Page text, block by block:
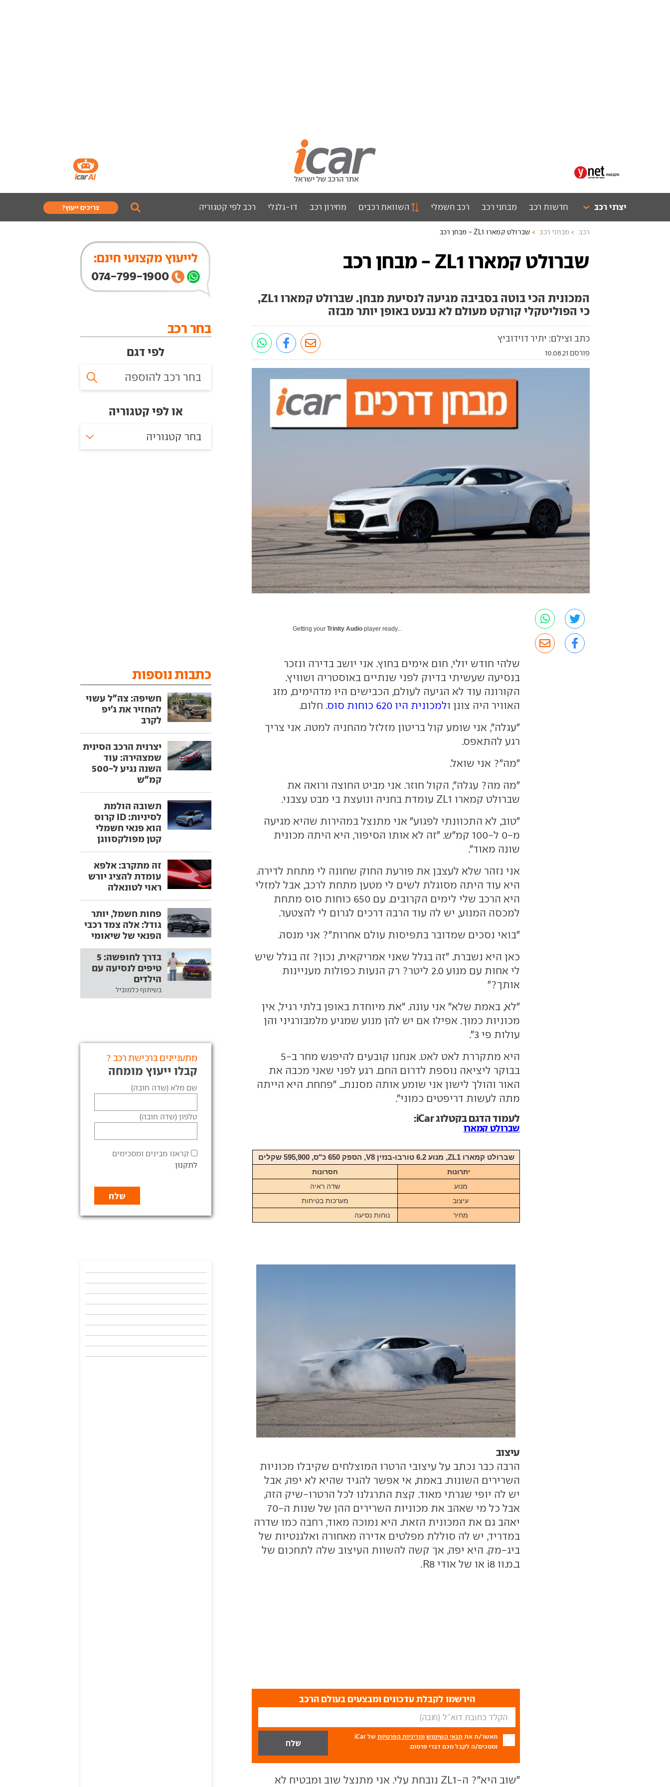
יצרני רכב חדשות רכב מבחני רכב רכב חשמלי השוואת רכבים מחירון רכב דו-גלגלי רכב לפי קטגוריה צריכים ייעוץ?
רכב מבחני רכב שברולט קמארו ZL1 - מבחן רכב
שברולט קמארו ZL1 - מבחן רכב
המכונית הכי בוטה בסביבה מגיעה לנסיעת מבחן. שברולט קמארו ZL1,
כי הפוליטקלי קורקט מעולם לא נבעט באופן יותר מבזה
כתב וצילם: יתיר דוידוביץ
פורסם 10.08.21
Getting yourTrinity Audio player ready...
שלהי חודש יולי, חום אימים בחוץ. אני יושב בדירה ונזכר
בנסיעה שעשיתי בדיוק לפני שנתיים באוסטריה ושוויץ.
הקורונה עוד לא הגיעה לעולם, הכבישים היו מדהימים, מזג
האוויר היה צונן ולמכונית היו 620 כוחות סוס
. חלום.
"עגלה", אני שומע קול בריטון מזלזל מהחניה למטה. אני צריך
רגע להתאפס.
"מה"? אני שואל.
"מה מה? עגלה", הקול חוזר. אני מביט החוצה ורואה את
שברולט קמארו ZL1 עומדת בחניה ונועצת בי מבט עצבני.
"טוב, לא התכוונתי לפגוע" אני מתנצל במהירות שהיא מגיעה
מ-0 ל-100 קמ"ש. "זה לא אותו הסיפור, היא היתה מכונית
שונה מאוד".
אני נזהר שלא לעצבן את פורעת החוק שחונה לי מתחת לדירה.
היא עוד היתה מסוגלת לשים לי מטען מתחת לרכב, אבל למזלי
היא הרכב שלי לימים הקרובים. עם 650 כוחות סוס מתחת
למכסה המנוע, יש לה עוד הרבה דרכים לגרום לי להצטער.
"בואי נסכים שמדובר בתפיסות עולם אחרות"? אני מנסה.
כאן היא נשברת. "זה בגלל שאני אמריקאית, נכון? זה בגלל שיש
לי אחות עם מנוע 2.0 ליטר? רק הנעות כפולות מעניינות
אותך?"
"לא, באמת שלא" אני עונה. "את מיוחדת באופן בלתי רגיל, אין
מכוניות כמוך. אפילו אם יש להן מנוע שמגיע מלמבורגיני והן
עולות פי 3".
היא מתקררת לאט לאט. אנחנו קובעים להיפגש מחר ב-5
בבוקר ליציאה נוספת לדרום החם. רגע לפני שאני מכבה את
האור והולך לישון אני שומע אותה מסננת... "פחחח. היא הייתה
מתה לעשות דריפטים כמוני".
לעמוד הדגם בקטלוג iCar:
שברולט קמארו
שברולט קמארו ZL1, מנוע 6.2 טורבו-בנזין V8, הספק 650 כ"ס, 595,900 שקלים
יתרונות
חסרונות
מנוע
שדה ראיה
עיצוב
מערכות בטיחות
מחיר
נוחות נסיעה
עיצוב
הרבה כבר נכתב על עיצובי הרטרו המוצלחים שקיבלו מכוניות
השרירים השונות. באמת, אי אפשר להגיד שהיא לא יפה, אבל
יש לה יופי שגרתי מאוד. קצת התרגלנו לכל הרטרו-שיק הזה,
אבל כל מי שאהב את מכוניות השרירים ההן של שנות ה-70
יאהב גם את המכונית הזאת. היא נמוכה מאוד, רחבה כמו שדרה
במדריד, יש לה סוללת מפלטים אדירה מאחורה ואלגנטיות של
ביג-מק. היא יפה, אך קשה להשוות העיצוב שלה לתחכום של
ב.מ.וו i8 או של אודי R8.
הירשמו לקבלת עדכונים ומבצעים בעולם הרכב
מאשר/ת את תנאי השימוש ומדיניות הפרטיות
של iCar
ומסכים/ה לקבל מכם דברי פרסום.
"שוב היא"? ה-ZL1 נובחת עלי. אני מתנצל שוב ומבטיח לא
לייעוץ מקצועי חינם:
074-799-1900
בחר רכב
לפי דגם
או לפי קטגוריה
בחר קטגוריה
כתבות נוספות
חשיפה: צה"ל עשוי
להחזיר את ג'יפ
לקרב
יצרנית הרכב הסינית
שמצהירה: עוד
השנה נגיע ל-500
קמ"ש
תשובה הולמת
לסיניות: ID קרוס
הוא פנאי חשמלי
קטן מפולקסווגן
זה מתקרב: אלפא
עומדת להציג יורש
ראוי לטונאלה
פחות חשמל, יותר
גודל: אלה צמד רכבי
הפנאי של שיאומי
בדרך לחופשה: 5
טיפים לנסיעה עם
הילדים
בשיתוף כלמוביל
מתעניינים ברכישת רכב ?
קבלו ייעוץ מומחה
שם מלא (שדה חובה)
טלפון (שדה חובה)
קראנו מבינים ומסכימים
לתקנון